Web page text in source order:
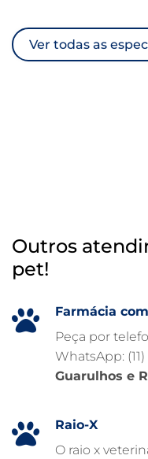
TRATAMENTO DE ANIMAIS
HOSPITAL VETERINÁRIO
HOSPITAL VETERINÁRIO
FISIOTERAPIA
FARMÁCIA VETERINÁRIA
EMERGÊNCIA
Ver todas as
Outros
pet!
Farmácia
Peça por
WhatsApp:
Guarulhos e
Raio-X
O raio x